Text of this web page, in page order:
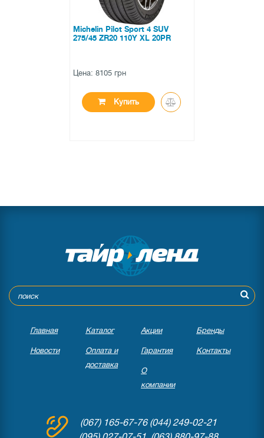
Michelin Pilot Sport 4 SUV
275/45 ZR20 110Y XL 20PR
Цена: 8105 грн
Купить
Главная Каталог Акции Бренды
Новости
Оплата и
доставка
Гарантия Контакты
О
компании
(067) 165-67-76(044) 249-02-21